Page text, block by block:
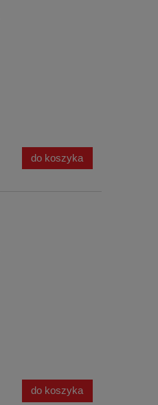
do koszyka
do koszyka